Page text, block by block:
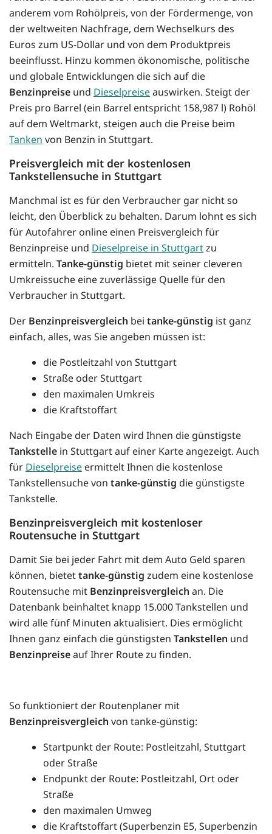
anderem vom Rohölpreis, von der Fördermenge, von
der weltweiten Nachfrage, dem Wechselkurs des
Euros zum US-Dollar und von dem Produktpreis
beeinflusst. Hinzu kommen ökonomische, politische
und globale Entwicklungen die sich auf die
Benzinpreise und Dieselpreiseauswirken. Steigt der
Preis pro Barrel (ein Barrel entspricht 158,987 l) Rohöl
auf dem Weltmarkt, steigen auch die Preise beim
Tanken von Benzin in Stuttgart.
Preisvergleich mit der kostenlosen
Tankstellensuche in Stuttgart
Manchmal ist es für den Verbraucher gar nicht so
leicht, den Überblick zu behalten. Darum lohnt es sich
für Autofahrer online einen Preisvergleich für
Benzinpreise und Dieselpreise in Stuttgartzu
ermitteln. Tanke-günstig bietet mit seiner cleveren
Umkreissuche eine zuverlässige Quelle für den
Verbraucher in Stuttgart.
Der Benzinpreisvergleich bei tanke-günstig ist ganz
einfach, alles, was Sie angeben müssen ist:
die Postleitzahl von Stuttgart
Straße oder Stuttgart
den maximalen Umkreis
die Kraftstoffart
Nach Eingabe der Daten wird Ihnen die günstigste
Tankstelle in Stuttgart auf einer Karte angezeigt. Auch
für Dieselpreise ermittelt Ihnen die kostenlose
Tankstellensuche von tanke-günstig die günstigste
Tankstelle.
Benzinpreisvergleich mit kostenloser
Routensuche in Stuttgart
Damit Sie bei jeder Fahrt mit dem Auto Geld sparen
können, bietettanke-günstig zudem eine kostenlose
Routensuche mit Benzinpreisvergleich an. Die
Datenbank beinhaltet knapp 15.000 Tankstellen und
wird alle fünf Minuten aktualisiert. Dies ermöglicht
Ihnen ganz einfach die günstigsten Tankstellen und
Benzinpreiseauf Ihrer Route zu finden.
So funktioniert der Routenplaner mit
Benzinpreisvergleich von tanke-günstig:
Startpunkt der Route: Postleitzahl, Stuttgart
oder Straße
Endpunkt der Route: Postleitzahl, Ort oder
Straße
den maximalen Umweg
die Kraftstoffart (Superbenzin E5, Superbenzin